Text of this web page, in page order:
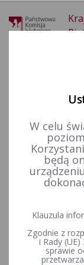
Wybory uzupełniające Senat 2008 - okręg nr 21
Uchwała
2008 r. w
komisji
wyborów
W celu
będą
Klauzula
Zgodnie z
i Rady
sprawie